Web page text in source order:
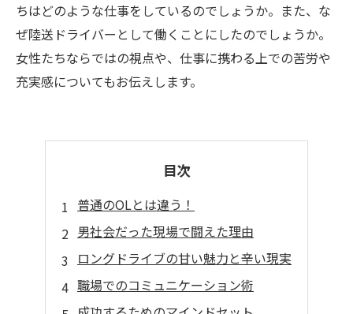
ちはどのような仕事をしているのでしょうか。また、な
ぜ陸送ドライバーとして働くことにしたのでしょうか。
女性たちならではの視点や、仕事に携わる上での苦労や
充実感についてもお伝えします。
目次
普通のOLとは違う！
男社会だった現場で闘えた理由
ロングドライブの甘い魅力と辛い現実
職場でのコミュニケーション術